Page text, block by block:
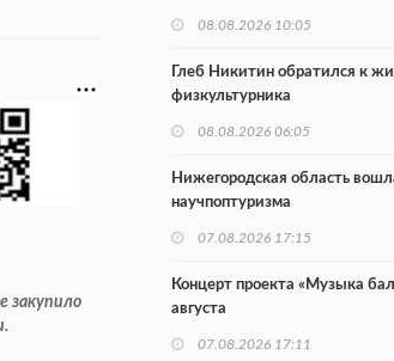
закупило
08.08.2026 10:05
Глеб Никитин обратился к
физкультурника
08.08.2026 06:05
Нижегородская область
научпоптуризма
07.08.2026 17:15
Концерт проекта «Музыка
августа
07.08.2026 17:11